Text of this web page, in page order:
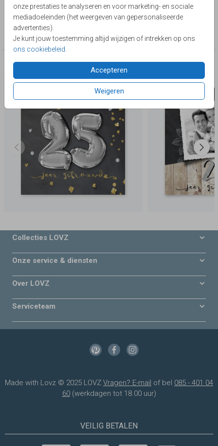
onze prestaties te analyseren en voor marketing- en sociale
mediadoeleinden (het weergeven van gepersonaliseerde
advertenties).
Je kunt jouw toestemming altijd wijzigen of intrekken op ons
ons cookiebeleid
Accepteren
Weigeren
Lievez
Collectie
25 jaar getrouwd
Deze producten zijn wellicht ook iets voor je
Collecties LOVZ
Onze service & diensten
Over LOVZ
Serviceteam
Made with Lovz © 2025 LOVZ Vragen? E-mail of bel 085 - 401 04
60(werkdagen tot 18.00 uur)
VEILIG BETALEN